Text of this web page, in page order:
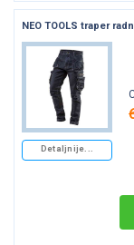
Detaljnije...
NEO TOOLS traper